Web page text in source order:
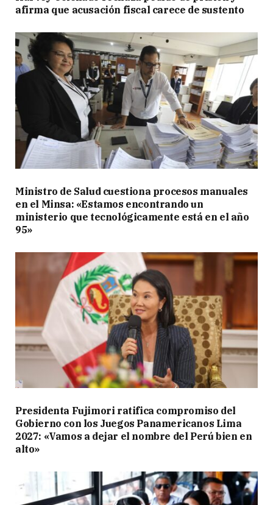
afirma que acusación fiscal carece de sustento
Ministro de Salud cuestiona procesos manuales
en el Minsa: «Estamos encontrando un
ministerio que tecnológicamente está en el año
95»
Presidenta Fujimori ratifica compromiso del
Gobierno con los Juegos Panamericanos Lima
2027: «Vamos a dejar el nombre del Perú bien en
alto»